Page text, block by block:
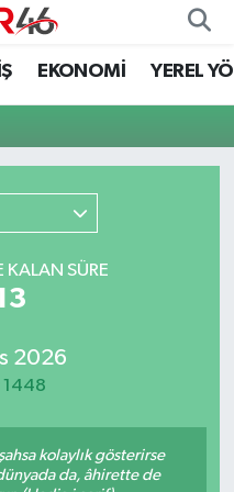
EKONOMİ YEREL
SÜRE
2026
1448
kolaylık gösterirse
da, âhirette de
Vakitleri
ve Fikstür